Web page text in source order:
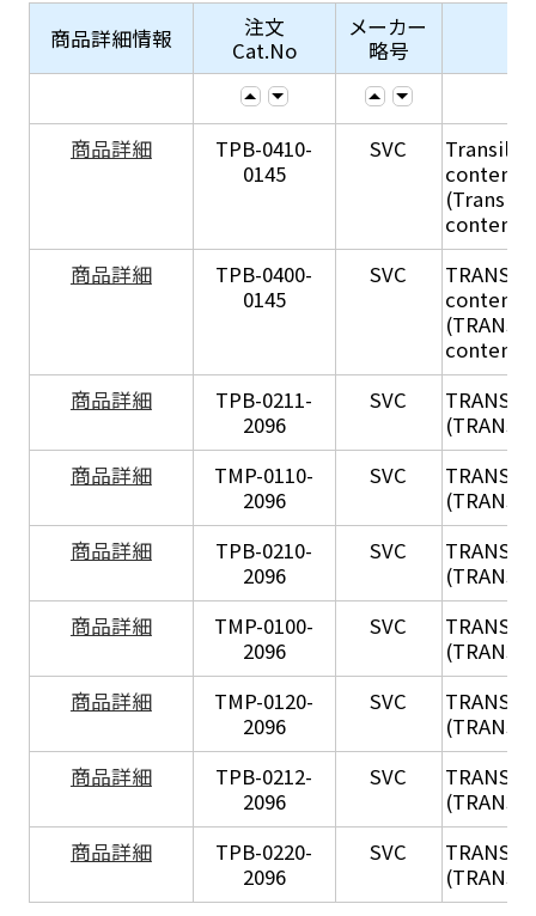
商品詳細情報
注文
Cat.No
メーカー
略号
商品詳細
TPB-0410-
0145
SVC
Transil
content
(Transil
content
商品詳細
TPB-0400-
0145
SVC
content
content
商品詳細
TPB-0211-
2096
SVC TRANSIL
商品詳細
TMP-0110-
2096
SVC TRANSIL
商品詳細
TPB-0210-
2096
SVC TRANSIL
商品詳細
TMP-0100-
2096
SVC TRANSIL
商品詳細
TMP-0120-
2096
SVC TRANSIL
商品詳細
TPB-0212-
2096
SVC TRANSIL
商品詳細
TPB-0220-
2096
SVC TRANSIL